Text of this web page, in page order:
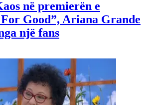
në premierën e
Good”, Ariana Grande
një fans